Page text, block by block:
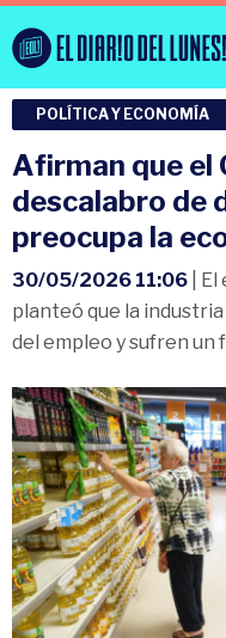
POLÍTICA Y ECONOMÍA
Afirman que el
descalabro de
preocupa la
30/05/2026 11:06 |
planteó que la
del empleo y sufren